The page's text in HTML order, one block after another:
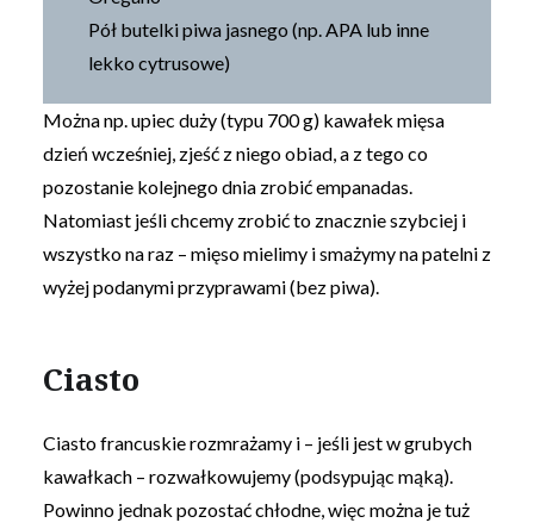
Pół butelki piwa jasnego (np. APA lub inne
lekko cytrusowe)
Można np. upiec duży (typu 700 g) kawałek mięsa
dzień wcześniej, zjeść z niego obiad, a z tego co
pozostanie kolejnego dnia zrobić empanadas.
Natomiast jeśli chcemy zrobić to znacznie szybciej i
wszystko na raz – mięso mielimy i smażymy na patelni z
wyżej podanymi przyprawami (bez piwa).
Ciasto
Ciasto francuskie rozmrażamy i – jeśli jest w grubych
kawałkach – rozwałkowujemy (podsypując mąką).
Powinno jednak pozostać chłodne, więc można je tuż